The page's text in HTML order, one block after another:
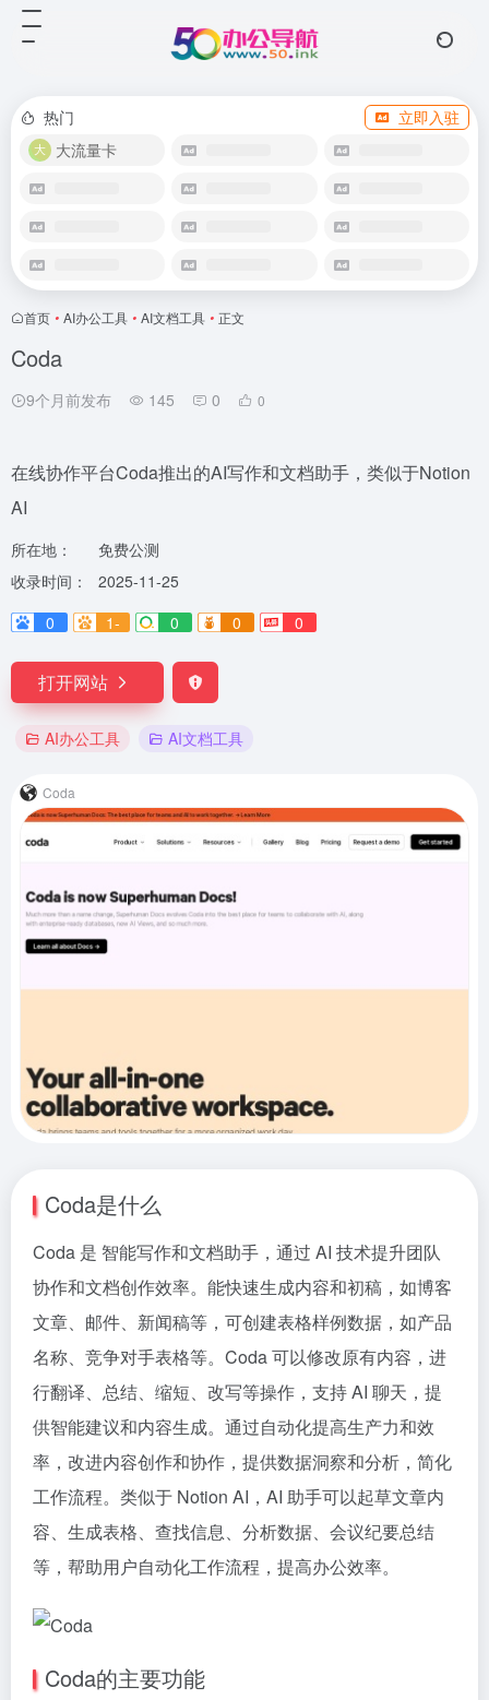
热门
立即入驻
大流量卡
首页 • AI办公工具 • AI文档工具 • 正文
Coda
9个月前发布 145 0 0
在线协作平台Coda推出的AI写作和文档助手，类似于Notion
AI
所在地：
免费公测
收录时间：
2025-11-25
0
1- 0 0 0
打开网站
AI办公工具 AI文档工具
Coda
Coda是什么
Coda 是 智能写作和文档助手，通过 AI 技术提升团队
协作和文档创作效率。能快速生成内容和初稿，如博客
文章、邮件、新闻稿等，可创建表格样例数据，如产品
名称、竞争对手表格等。Coda 可以修改原有内容，进
行翻译、总结、缩短、改写等操作，支持 AI 聊天，提
供智能建议和内容生成。通过自动化提高生产力和效
率，改进内容创作和协作，提供数据洞察和分析，简化
工作流程。类似于 Notion AI，AI 助手可以起草文章内
容、生成表格、查找信息、分析数据、会议纪要总结
等，帮助用户自动化工作流程，提高办公效率。
Coda的主要功能